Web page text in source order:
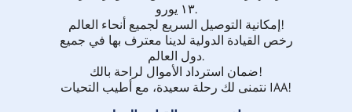
١٣ يورو.
إمكانية التوصيل السريع لجميع أنحاء العالم!
رخص القيادة الدولية لدينا معترف بها في جميع
دول العالم.
ضمان استرداد الأموال لراحة بالك!
نتمنى لك رحلة سعيدة، مع أطيب التحيات IAA!